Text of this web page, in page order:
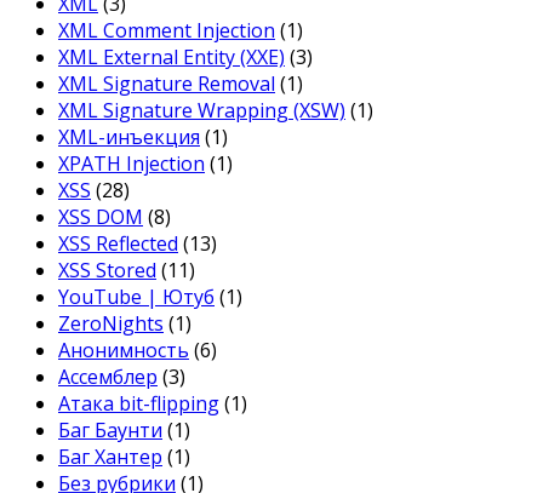
XML Comment Injection (1)
XML External Entity (XXE) (3)
XML Signature Removal (1)
XML Signature Wrapping (XSW) (1)
XML-инъекция (1)
XPATH Injection (1)
XSS (28)
XSS DOM (8)
XSS Reflected (13)
XSS Stored (11)
YouTube | Ютуб (1)
ZeroNights (1)
Анонимность (6)
Ассемблер (3)
Атака bit-flipping(1)
Баг Баунти (1)
Баг Хантер (1)
Без рубрики (1)